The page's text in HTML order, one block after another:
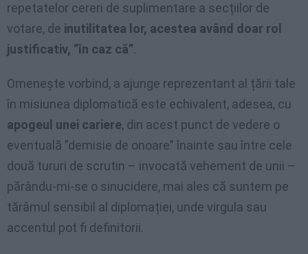
repetatelor cereri de suplimentare a secțiilor de
votare, de inutilitatea lor, acestea având doar rol
justificativ, ”în caz că”.
Omenește vorbind, a ajunge reprezentant al țării tale
în misiunea diplomatică este echivalent, adesea, cu
apogeul unei cariere, din acest punct de vedere o
eventuală ”demisie de onoare” înainte sau între cele
două tururi de scrutin – invocată vehement de unii –
părându-mi-se o sinucidere, mai ales că suntem pe
tărâmul sensibil al diplomației, unde virgula sau
accentul pot fi definitorii.